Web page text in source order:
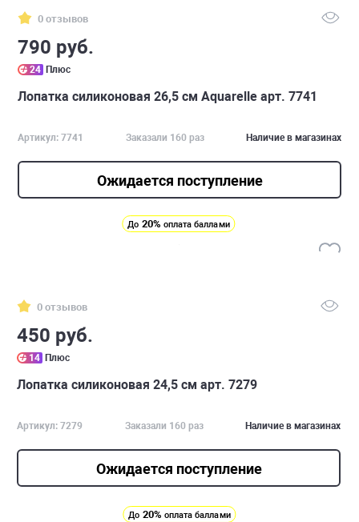
0 отзывов
790 руб.
24 Плюс
Лопатка силиконовая 26,5 см Aquarelle арт. 7741
Артикул: 7741 Заказали 160 раз Наличие в магазинах
Ожидается поступление
До 20% оплата баллами
0 отзывов
450 руб.
14 Плюс
Лопатка силиконовая 24,5 см арт. 7279
Артикул: 7279 Заказали 160 раз Наличие в магазинах
Ожидается поступление
До 20% оплата баллами